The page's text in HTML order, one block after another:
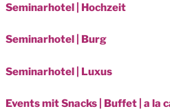
Seminarhotel | Hochzeit
Seminarhotel | Burg
Seminarhotel | Luxus
Events mit Snacks | Buffet | a la